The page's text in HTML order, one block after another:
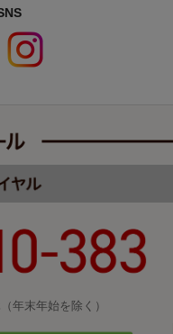
年末年始を除く）